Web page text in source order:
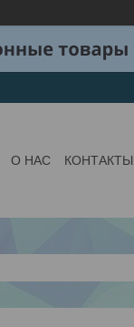
О НАС КОНТАКТЫ